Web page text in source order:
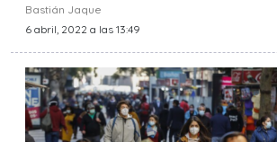
Bastián Jaque
6 abril, 2022 a las 13:49